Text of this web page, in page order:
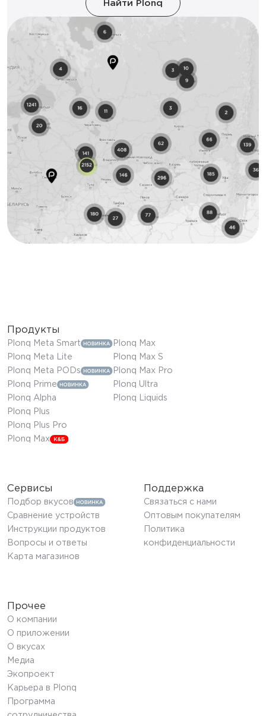
Найти Plonq
Продукты
Plonq Meta Smart
Plonq Meta Lite
Plonq Meta PODs
Plonq Prime
Plonq Alpha
Plonq Plus
Plonq Plus Pro
Plonq Max
Plonq Max
Plonq Max S
Plonq Max Pro
Plonq Ultra
Plonq Liquids
Сервисы
Подбор вкусов
Сравнение устройств
Инструкции продуктов
Вопросы и ответы
Карта магазинов
Поддержка
Связаться с нами
Оптовым покупателям
Политика
конфиденциальности
Прочее
О компании
О приложении
О вкусах
Медиа
Экопроект
Карьера в Plonq
Программа